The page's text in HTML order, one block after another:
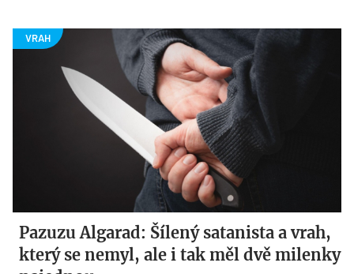
Pazuzu Algarad: Šílený satanista a vrah,
který se nemyl, ale i tak měl dvě milenky